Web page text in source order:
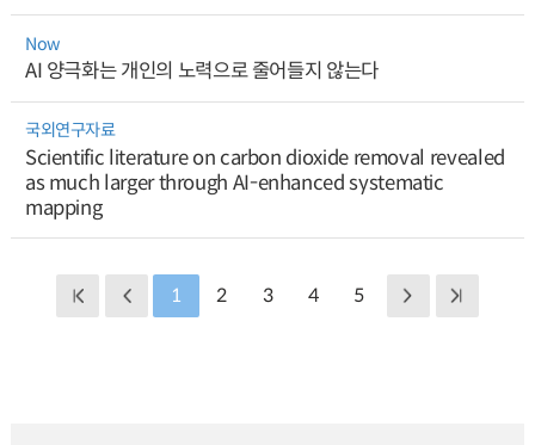
Now
AI 양극화는 개인의 노력으로 줄어들지 않는다
국외연구자료
Scientific literature on carbon dioxide removal revealed
as much larger through AI-enhanced systematic
mapping
1 2 3 4 5